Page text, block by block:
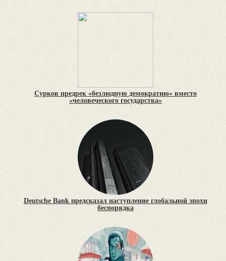
Сурков предрек «безлюдную демократию» вместо
«человеческого государства»
Deutsche Bank предсказал наступление глобальной эпохи
беспорядка